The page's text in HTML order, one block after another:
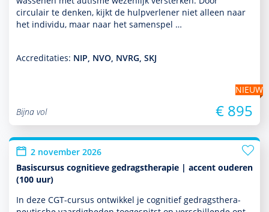
circulair te denken, kijkt de hulp­ver­le­ner niet alleen naar
het individu, maar naar het samenspel …
Accreditaties: NIP, NVO, NVRG, SKJ
NIEUW
Bijna vol
€ 895
2 november 2026
Basiscursus cognitieve gedragstherapie | accent ouderen
(100 uur)
In deze CGT-cursus ontwik­kel je cognitief gedrags­thera­